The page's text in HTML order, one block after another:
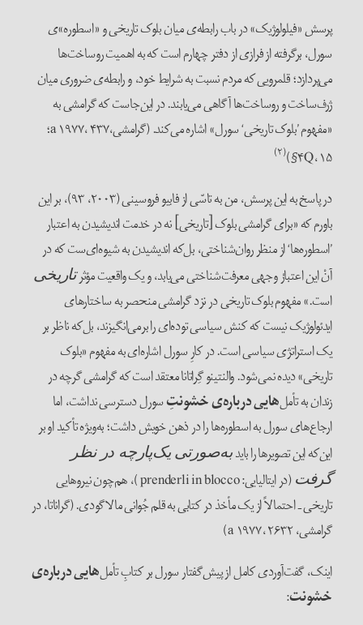
پرسش «فیلولوژیک» در باب رابطه‌ی میان بلوک تاریخی و «اسطوره»ی
سورل، برگرفته از فرازی از دفتر چهارم است که به اهمیت روساخت‌ها
می‌پردازد؛ قلمرویی که مردم نسبت به شرایط خود، و رابطه‌ی ضروری میان
ژرف‌ساخت و روساخت‌ها آگاهی می‌یابند. در این‌جاست که گرامشی به
«مفهوم ’بلوک تاریخی‘ سورل» اشاره می‌کند. (گرامشی،a ۱۹۷۷، ۴۳۷؛
۴Q، ۱۵§)
(۲)
در پاسخ به این پرسش، من به تاسّی از فابیو فروسینی (۲۰۰۳، ۹۳)، بر این
باورم که «برای گرامشی بلوک [تاریخی] نه در خدمت اندیشیدن به اعتبار
’اسطوره‌ها‘ از منظر روان‌شناختی، بل‌که اندیشیدن به شیوه‌ای‌ست که در
آنْ این اعتبارْ وجهی معرفت‌شناختی می‌یابد، و یک واقعیت مؤثرتاریخی
است.» مفهوم بلوک تاریخی در نزد گرامشی منحصر به ساختارهای
ایدئولوژیک نیست که کنش سیاسی توده‌ای را برمی‌انگیزند، بل‌که ناظر بر
یک استراتژی سیاسی است. در کارِ سورل اشاره‌ای به مفهوم «بلوک
تاریخی» دیده نمی‌شود. والنتینو گِراتانا معتقد است که گرامشی گرچه در
زندان به تأمل‌هایی درباره‌ی خشونتِسورل دسترسی نداشت، اما
ارجاع‌های سورل به اسطوره‌ها را در ذهن خویش داشت؛ به‌ویژه تأکید او بر
این‌که این تصویرها را بایدبه‌صورتی یک‌پارچه در نظر
گرفت
(در ایتالیایی:prenderli in blocco )، هم‌چون نیروهایی
تاریخی ـ احتمالاً از یک مأخذ در کتابی به‌ قلم جُوانی مالاگودی. (گراناتا، در
گرامشی، a ۱۹۷۷، ۲۶۳۲)
اینک، گفت‌آوردی کامل از پیش‌گفتار سورل بر کتابِ تأمل‌هایی درباره‌ی
خشونت: